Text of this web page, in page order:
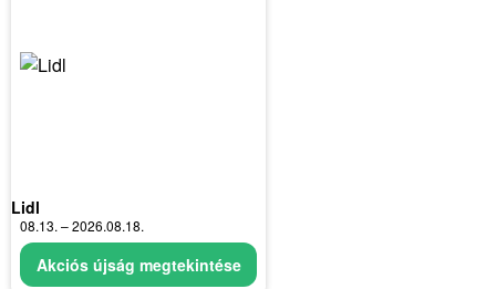
Lidl
08.13. – 2026.08.18.
Akciós újság megtekintése